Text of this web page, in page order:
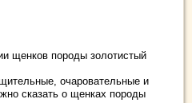
щенков породы золотистый
очаровательные и
сказать о щенках породы